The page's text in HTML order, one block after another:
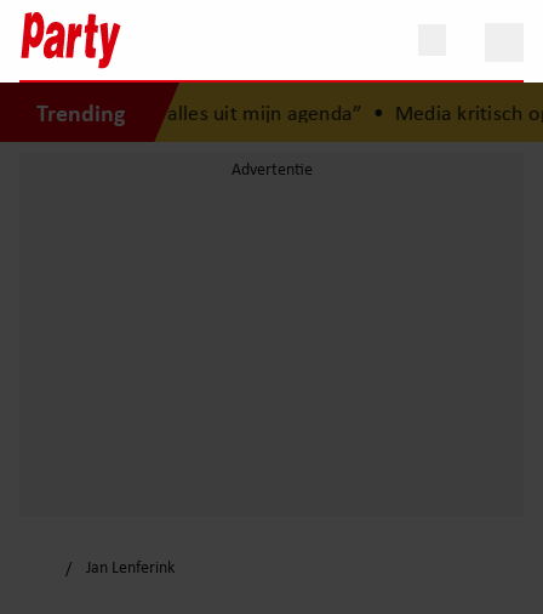
Trending
gezin, gooi ik alles uit mijn agenda”• Media kritisch op
Jan Lenferink